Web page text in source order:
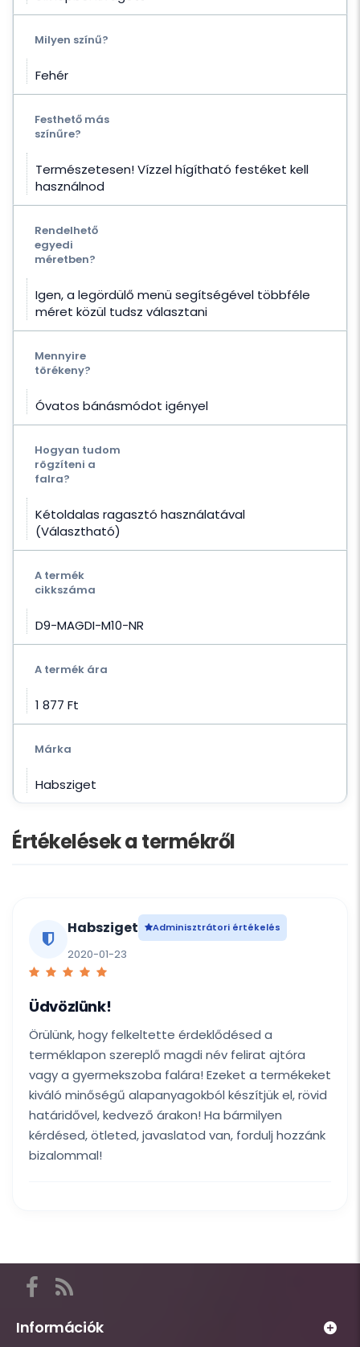
Milyen színű?
Fehér
Festhető más
színűre?
Természetesen! Vízzel hígítható festéket kell
használnod
Rendelhető
egyedi
méretben?
Igen, a legördülő menü segítségével többféle
méret közül tudsz választani
Mennyire
törékeny?
Óvatos bánásmódot igényel
Hogyan tudom
rögzíteni a
falra?
Kétoldalas ragasztó használatával
(Választható)
A termék
cikkszáma
D9-MAGDI-M10-NR
A termék ára
1 877 Ft‎
Márka
Habsziget
Értékelések a termékről
Habsziget Adminisztrátori értékelés
2020-01-23
Üdvözlünk!
Örülünk, hogy felkeltette érdeklődésed a
terméklapon szereplő magdi név felirat ajtóra
vagy a gyermekszoba falára! Ezeket a termékeket
kiváló minőségű alapanyagokból készítjük el, rövid
határidővel, kedvező árakon! Ha bármilyen
kérdésed, ötleted, javaslatod van, fordulj hozzánk
bizalommal!
találod
Habsziget
Információk